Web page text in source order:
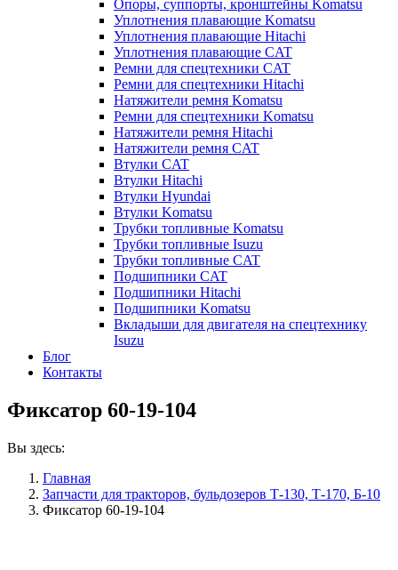
Опоры, суппорты, кронштейны Komatsu
Уплотнения плавающие Komatsu
Уплотнения плавающие Hitachi
Уплотнения плавающие CAT
Ремни для спецтехники CAT
Ремни для спецтехники Hitachi
Натяжители ремня Komatsu
Ремни для спецтехники Komatsu
Натяжители ремня Hitachi
Натяжители ремня CAT
Втулки CAT
Втулки Hitachi
Втулки Hyundai
Втулки Komatsu
Трубки топливные Komatsu
Трубки топливные Isuzu
Трубки топливные CAT
Подшипники CAT
Подшипники Hitachi
Подшипники Komatsu
Вкладыши для двигателя на спецтехнику
Isuzu
Блог
Контакты
Фиксатор 60-19-104
Вы здесь:
Главная
Запчасти для тракторов, бульдозеров Т-130, Т-170, Б-10
Фиксатор 60-19-104